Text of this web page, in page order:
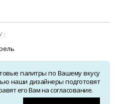
палитры по Вашему вкусу
наши дизайнеры подготовят
его Вам на согласование.